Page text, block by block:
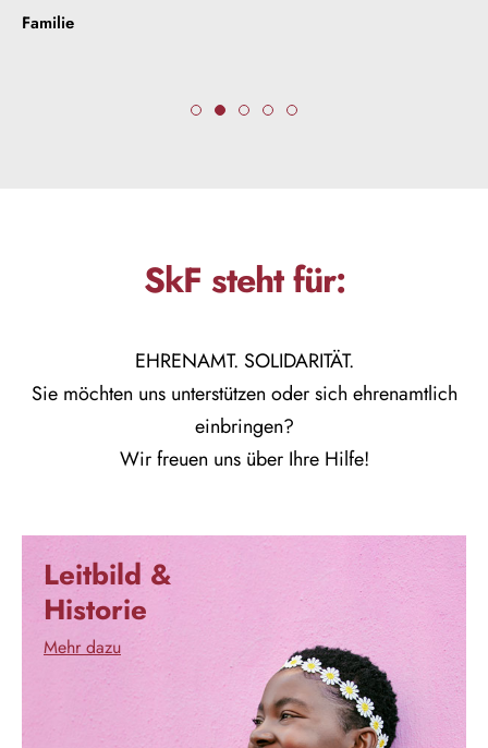
Familie
SkF steht für:
EHRENAMT. SOLIDARITÄT.
Sie möchten uns unterstützen oder sich ehrenamtlich
einbringen?
Wir freuen uns über Ihre Hilfe!
Leitbild &
Historie
Mehr dazu